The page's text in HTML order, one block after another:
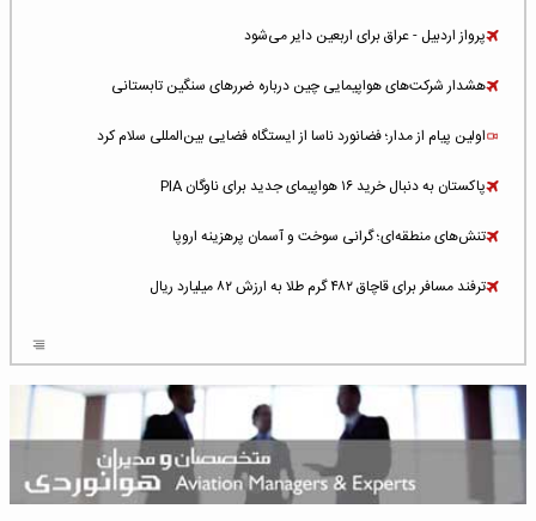
پرواز اردبیل - عراق برای اربعین دایر می‌شود
هشدار شرکت‌های هواپیمایی چین درباره ضررهای سنگین تابستانی
اولین پیام از مدار؛ فضانورد ناسا از ایستگاه فضایی بین‌المللی سلام کرد
پاکستان به دنبال خرید ۱۶ هواپیمای جدید برای ناوگان PIA
تنش‌های منطقه‌ای؛ گرانی سوخت و آسمان پرهزینه اروپا
ترفند مسافر برای قاچاق ۴۸۲ گرم طلا به ارزش ۸۲ میلیارد ریال
شلوغ‌ترین فرودگاه‌های اروپا در ۲۰۲۵: لندن، استانبول و پاریس
پخش زنده پرواز سیزدهم موشک استارشیپ اسپیس‌ایکس [جمعه ساعت ۰۱:۴۵]